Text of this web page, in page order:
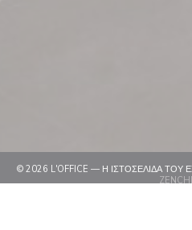
© 2026 L'OFFICE — Η ΙΣΤΟΣΕΛΊΔΑ